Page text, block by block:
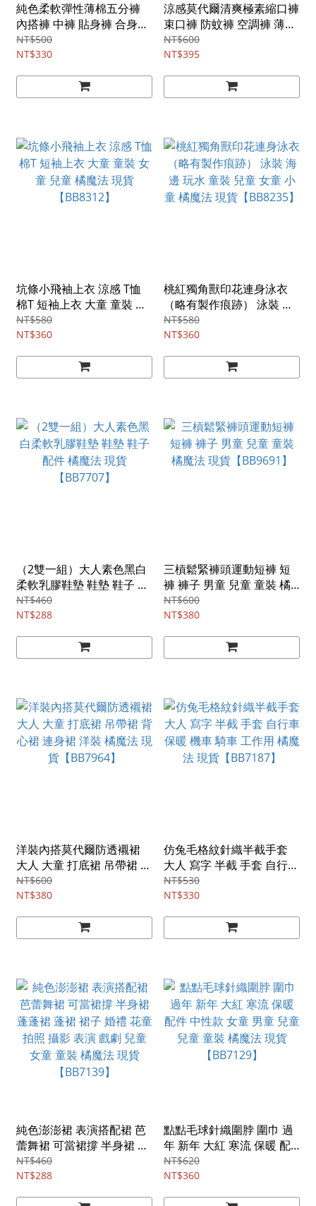
純色柔軟彈性薄棉五分褲
內搭褲 中褲 貼身褲 合身褲
馬褲 褲子 女童 兒童 童裝
橘魔法 現貨【BB0060】
NT$500
NT$330
涼感莫代爾清爽極素縮口褲
束口褲 防蚊褲 空調褲 薄長
褲 褲子 女童 男童 兒童 童
裝 橘魔法 現貨【BB8394】
NT$600
NT$395
坑條小飛袖上衣 涼感 T恤
棉T 短袖上衣 大童 童裝 女
童 兒童 橘魔法 現貨
【BB8312】
NT$580
NT$360
桃紅獨角獸印花連身泳衣
（略有製作痕跡） 泳裝 海
邊 玩水 童裝 兒童 女童 小
童 橘魔法 現貨【BB8235】
NT$580
NT$360
（2雙一組）大人素色黑白
柔軟乳膠鞋墊 鞋墊 鞋子 配
件 橘魔法 現貨【BB7707】
NT$460
NT$288
三槓鬆緊褲頭運動短褲 短
褲 褲子 男童 兒童 童裝 橘
魔法 現貨【BB9691】
NT$600
NT$380
洋裝內搭莫代爾防透襯裙
大人 大童 打底裙 吊帶裙 背
心裙 連身裙 洋裝 橘魔法 現
貨【BB7964】
NT$600
NT$380
仿兔毛格紋針織半截手套
大人 寫字 半截 手套 自行車
保暖 機車 騎車 工作用 橘魔
法 現貨【BB7187】
NT$530
NT$330
純色澎澎裙 表演搭配裙 芭
蕾舞裙 可當裙撐 半身裙 蓬
蓬裙 蓬裙 裙子 婚禮 花童
拍照 攝影 表演 戲劇 兒童
NT$460
NT$288
點點毛球針織圍脖 圍巾 過
年 新年 大紅 寒流 保暖 配
件 中性款 女童 男童 兒童
兒童 童裝 橘魔法 現貨
NT$620
NT$360